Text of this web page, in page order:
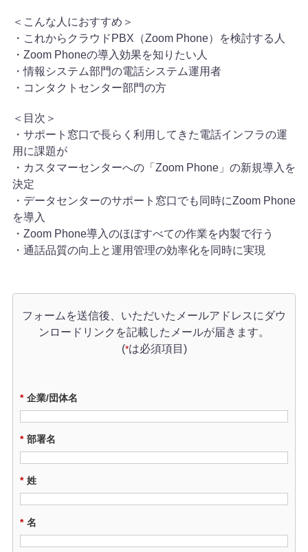
＜こんな人におすすめ＞
・これからクラウドPBX（Zoom Phone）を検討する人
・Zoom Phoneの導入効果を知りたい人
・情報システム部門の電話システム運用者
・コンタクトセンター部門の方
＜目次＞
・サポート窓口で長らく利用してきた電話インフラの運
用に課題が
・カスタマーセンターへの「Zoom Phone」の新規導入を
決定
・データセンターのサポート窓口でも同時にZoom Phone
を導入
・Zoom Phone導入のほぼすべての作業を内製で行う
・通話品質の向上と運用管理の効率化を同時に実現
フォームを送信後、いただいたメールアドレスに ダウ
ンロードリンクを記載したメールが届きます。
(*は必須項目)
* 企業/団体名
* 部署名
* 姓
* 名